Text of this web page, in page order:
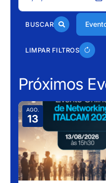
BUSCAR
LIMPAR FILTROS
Próximos
AGO.
13